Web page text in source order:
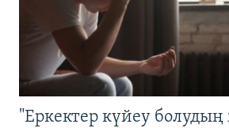
"Еркектер күйеу